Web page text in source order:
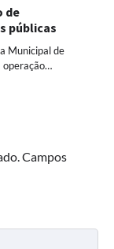
de
públicas
Municipal de
operação…
Campos